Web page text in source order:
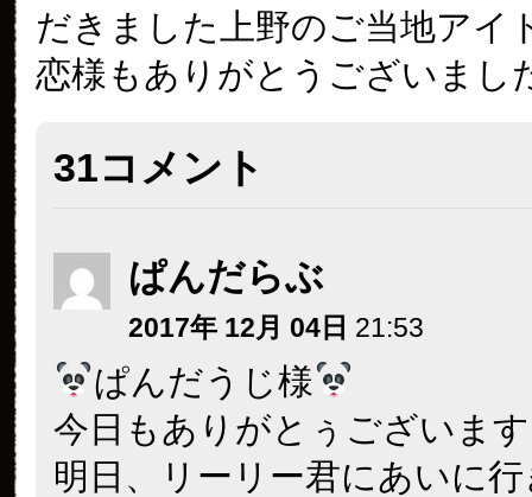
だきました上野のご当地アイ
恋様もありがとうございまし
31コメント
ぱんだらぶ
2017年 12月 04日 21:53
ぱんだうじ様
今日もありがとぅございます
明日、リーリー君にあいに